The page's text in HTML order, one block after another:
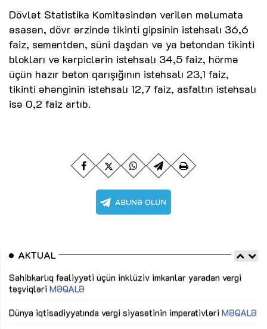
Dövlət Statistika Komitəsindən verilən məlumata
əsasən, dövr ərzində tikinti gipsinin istehsalı 36,6
faiz, sementdən, süni daşdan və ya betondan tikinti
blokları və kərpiclərin istehsalı 34,5 faiz, hörmə
üçün hazır beton qarışığının istehsalı 23,1 faiz,
tikinti əhənginin istehsalı 12,7 faiz, asfaltın istehsalı
isə 0,2 faiz artıb.
AKTUAL
Sahibkarlıq fəaliyyəti üçün inklüziv imkanlar yaradan vergi
təşviqləri MƏQALƏ
Dünya iqtisadiyyatında vergi siyasətinin imperativləri MƏQALƏ